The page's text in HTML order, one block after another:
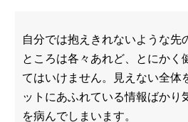
自分では抱えきれないような先
ところは各々あれど、とにかく
てはいけません。見えない全体
ットにあふれている情報ばかり
を病んでしまいます。